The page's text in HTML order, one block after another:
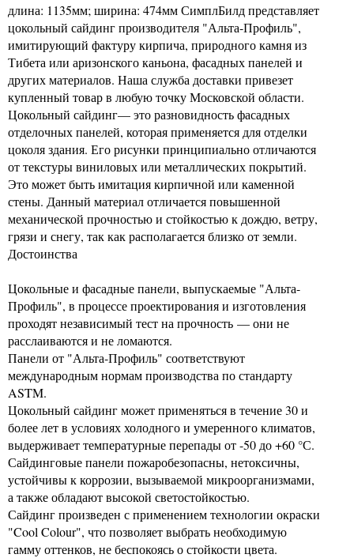
длина: 1135мм; ширина: 474мм СимплБилд представляет
цокольный сайдинг производителя "Альта-Профиль",
имитирующий фактуру кирпича, природного камня из
Тибета или аризонского каньона, фасадных панелей и
других материалов. Наша служба доставки привезет
купленный товар в любую точку Московской области.
Цокольный сайдинг— это разновидность фасадных
отделочных панелей, которая применяется для отделки
цоколя здания. Его рисунки принципиально отличаются
от текстуры виниловых или металлических покрытий.
Это может быть имитация кирпичной или каменной
стены. Данный материал отличается повышенной
механической прочностью и стойкостью к дождю, ветру,
грязи и снегу, так как располагается близко от земли.
Достоинства
Цокольные и фасадные панели, выпускаемые "Альта-
Профиль", в процессе проектирования и изготовления
проходят независимый тест на прочность — они не
расслаиваются и не ломаются.
Панели от "Альта-Профиль" соответствуют
международным нормам производства по стандарту
ASTM.
Цокольный сайдинг может применяться в течение 30 и
более лет в условиях холодного и умеренного климатов,
выдерживает температурные перепады от -50 до +60 °С.
Сайдинговые панели пожаробезопасны, нетоксичны,
устойчивы к коррозии, вызываемой микроорганизмами,
а также обладают высокой светостойкостью.
Сайдинг произведен с применением технологии окраски
"Cool Colour", что позволяет выбрать необходимую
гамму оттенков, не беспокоясь о стойкости цвета.